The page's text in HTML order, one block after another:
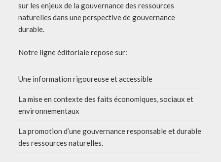
sur les enjeux de la gouvernance des ressources
naturelles dans une perspective de gouvernance
durable.
Notre ligne éditoriale repose sur:
Une information rigoureuse et accessible
La mise en contexte des faits économiques, sociaux et
environnementaux
La promotion d’une gouvernance responsable et durable
des ressources naturelles.